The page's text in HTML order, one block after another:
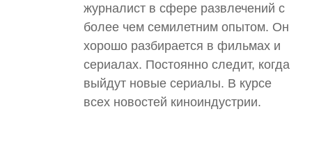
журналист в сфере развлечений с
более чем семилетним опытом. Он
хорошо разбирается в фильмах и
сериалах. Постоянно следит, когда
выйдут новые сериалы. В курсе
всех новостей киноиндустрии.